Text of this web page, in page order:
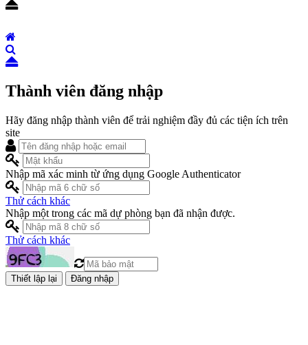
Thành viên đăng nhập
Hãy đăng nhập thành viên để trải nghiệm đầy đủ các tiện ích trên
site
Nhập mã xác minh từ ứng dụng Google Authenticator
Thử cách khác
Nhập một trong các mã dự phòng bạn đã nhận được.
Thử cách khác
Đăng nhập